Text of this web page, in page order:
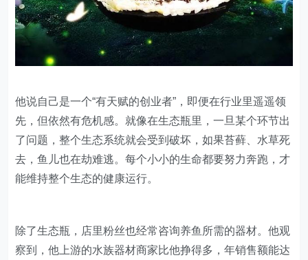
他说自己是一个“有天赋的创业者”，即便在行业里遥遥领
先，但依然有危机感。就像在生态瓶里，一旦某个环节出
了问题，整个生态系统就会受到破坏，如果苔藓、水草死
去，鱼儿也在劫难逃。每个小小的生命都要努力奔跑，才
能维持整个生态的健康运行。
除了生态瓶，店里粉丝也经常咨询养鱼所需的器材。他观
察到，他上游的水族器材商家比他挣得多，年销售额能达